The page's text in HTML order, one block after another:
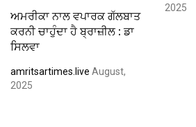
ਅਮਰੀਕਾ ਨਾਲ ਵਪਾਰਕ ਗੱਲਬਾਤ
ਕਰਨੀ ਚਾਹੁੰਦਾ ਹੈ ਬ੍ਰਾਜ਼ੀਲ : ਡਾ
ਸਿਲਵਾ
amritsartimes.live August,
2025
2025